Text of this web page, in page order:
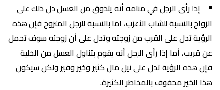
إذا رأى الرجل في منامه أنه يتذوق من العسل دل ذلك على
الزواج بالنسبة للشاب الأعزب، اما بالنسبة للرجل المتزوج فإن هذه
الرؤية تدل على القرب من زوجته وتدل على أن زوجته سوف تحمل
عن قريب، أما إذا رأى الرجل أنه يقوم بتناول العسل من الخلية
فإن هذه الرؤية تدل على نيل مال كثير وخير وفير ولكن سيكون
هذا الخير محفوف بالمخاطر الكثيرة.